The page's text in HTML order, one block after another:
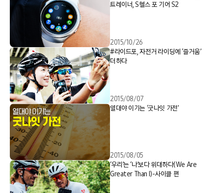
트레이너, S헬스 포 기어 S2
2015/10/26
#라이드포, 자전거 라이딩에 ‘즐거움’
더하다
2015/08/07
열대야 이기는 ‘굿나잇 가전’
2015/08/05
‘우리’는 ‘나’보다 위대하다(We Are
Greater Than I)-사이클 편